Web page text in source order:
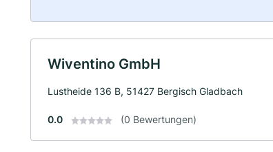
Wiventino GmbH
Lustheide 136 B, 51427 Bergisch Gladbach
0.0 (0 Bewertungen)